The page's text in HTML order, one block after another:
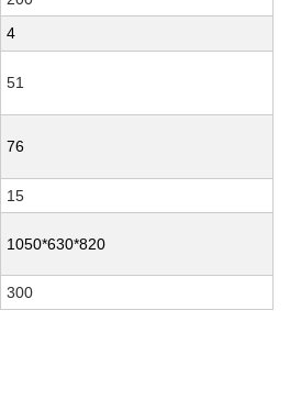
4
51
76
15
1050*630*820
300